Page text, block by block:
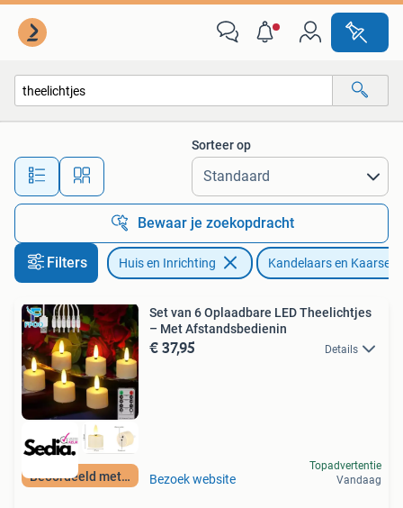
Alle afstanden…
Sorteer op
Bewaar je zoekopdracht
Filters Huis en Inrichting Kandelaars en Kaarsen
Beoordeeld met 9+
Set van 6 Oplaadbare LED Theelichtjes
– Met Afstandsbedienin
€ 37,95 Details
Bezoek website
Topadvertentie
Vandaag